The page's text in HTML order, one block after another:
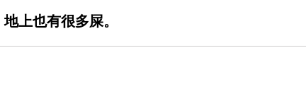
上也有很多屎。